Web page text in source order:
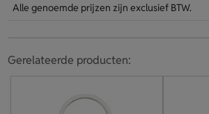
Alle genoemde prijzen zijn exclusief BTW.
Gerelateerde producten: